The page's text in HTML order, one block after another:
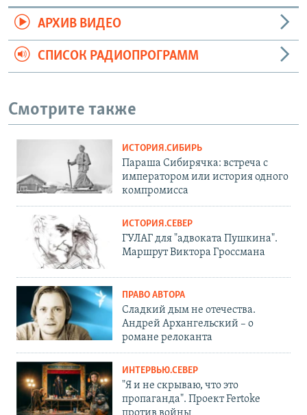
АРХИВ ВИДЕО
СПИСОК РАДИОПРОГРАММ
Смотрите также
ИСТОРИЯ.СИБИРЬ
Параша Сибирячка: встреча с
императором или история одного
компромисса
ИСТОРИЯ.СЕВЕР
ГУЛАГ для "адвоката Пушкина".
Маршрут Виктора Гроссмана
ПРАВО АВТОРА
Сладкий дым не отечества.
Андрей Архангельский – о
романе релоканта
ИНТЕРВЬЮ.СЕВЕР
"Я и не скрываю, что это
пропаганда". Проект Fertoke